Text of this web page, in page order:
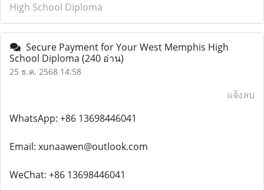
High School Diploma
Secure Payment for Your West Memphis High
School Diploma (240 อ่าน)
25 ธ.ค. 2568 14:58
แจ้งลบ
WhatsApp: +86 13698446041
Email: xunaawen@outlook.com
WeChat: +86 13698446041